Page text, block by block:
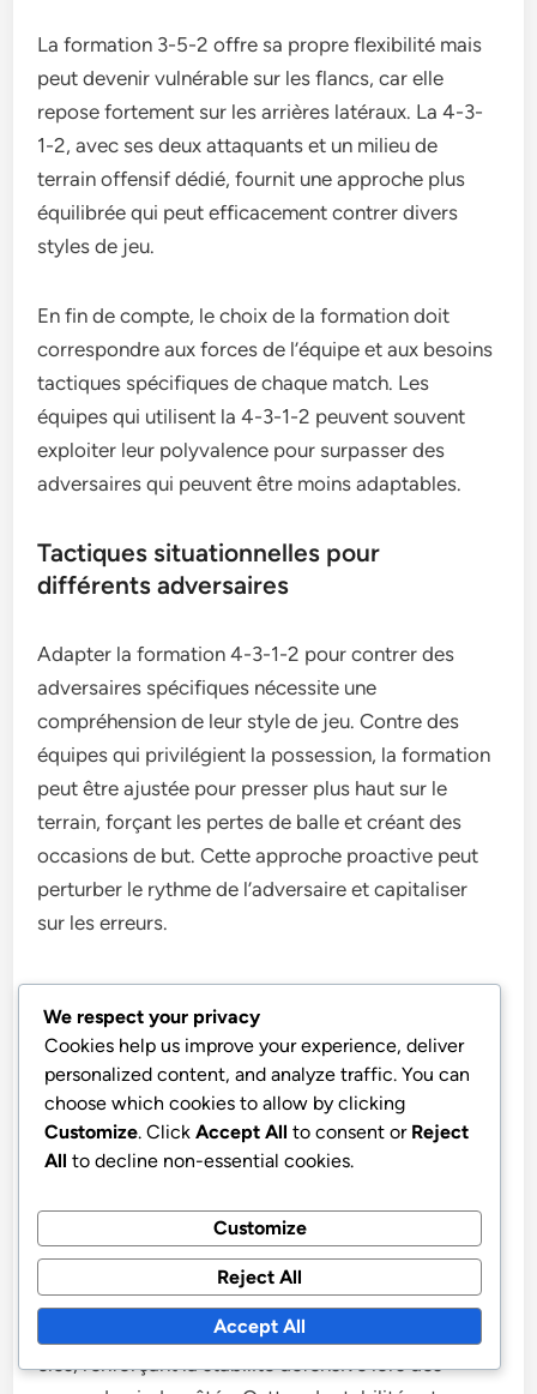
La formation 3-5-2 offre sa propre flexibilité mais
peut devenir vulnérable sur les flancs, car elle
repose fortement sur les arrières latéraux. La 4-3-
1-2, avec ses deux attaquants et un milieu de
terrain offensif dédié, fournit une approche plus
équilibrée qui peut efficacement contrer divers
styles de jeu.
En fin de compte, le choix de la formation doit
correspondre aux forces de l’équipe et aux besoins
tactiques spécifiques de chaque match. Les
équipes qui utilisent la 4-3-1-2 peuvent souvent
exploiter leur polyvalence pour surpasser des
adversaires qui peuvent être moins adaptables.
Tactiques situationnelles pour
différents adversaires
Adapter la formation 4-3-1-2 pour contrer des
adversaires spécifiques nécessite une
compréhension de leur style de jeu. Contre des
équipes qui privilégient la possession, la formation
peut être ajustée pour presser plus haut sur le
terrain, forçant les pertes de balle et créant des
occasions de but. Cette approche proactive peut
perturber le rythme de l’adversaire et capitaliser
sur les erreurs.
Inversement, face à une équipe de contre-attaque,
l’accent peut être mis sur la solidification du milieu
de terrain et l’assurance que la ligne arrière reste
compacte. Le milieu de terrain offensif peut reculer
pour fournir un soutien supplémentaire, tandis que
les attaquants maintiennent leurs positions pour
De plus, contre des équipes avec de fortes
menaces aériennes, la formation peut être ajustée
pour inclure des joueurs plus grands à des postes
clés, renforçant la stabilité défensive lors des
We respect your privacy
Cookies help us improve your experience, deliver
personalized content, and analyze traffic. You can
choose which cookies to allow by clicking
Customize. Click Accept All to consent or Reject
All to decline non-essential cookies.
Customize
Reject All
Accept All